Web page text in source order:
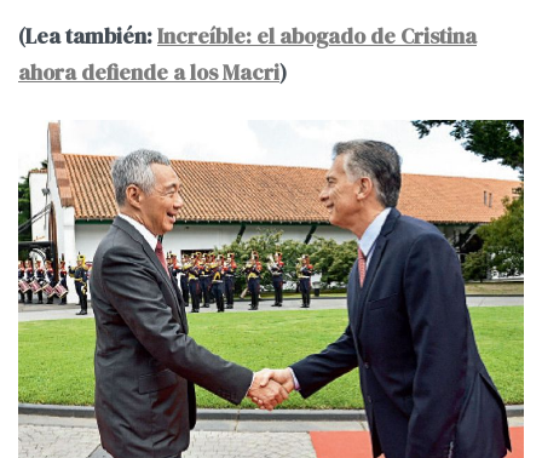
(Lea también:Increíble: el abogado de Cristina
ahora defiende a los Macri)